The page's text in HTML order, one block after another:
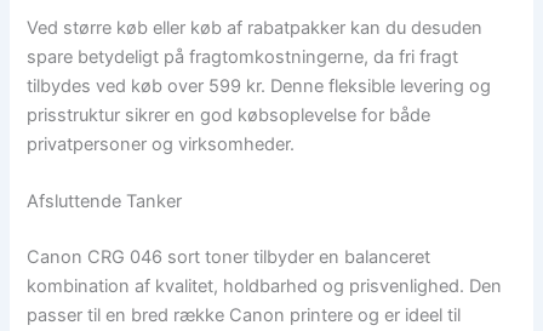
Ved større køb eller køb af rabatpakker kan du desuden
spare betydeligt på fragtomkostningerne, da fri fragt
tilbydes ved køb over 599 kr. Denne fleksible levering og
prisstruktur sikrer en god købsoplevelse for både
privatpersoner og virksomheder.
Afsluttende Tanker
Canon CRG 046 sort toner tilbyder en balanceret
kombination af kvalitet, holdbarhed og prisvenlighed. Den
passer til en bred række Canon printere og er ideel til